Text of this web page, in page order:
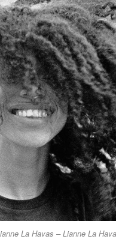
La Havas – Lianne La